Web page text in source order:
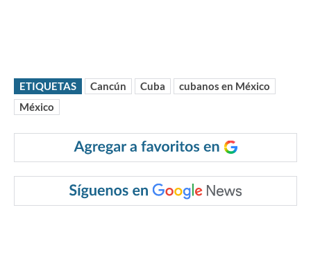
ETIQUETAS Cancún Cuba
cubanos en México
México